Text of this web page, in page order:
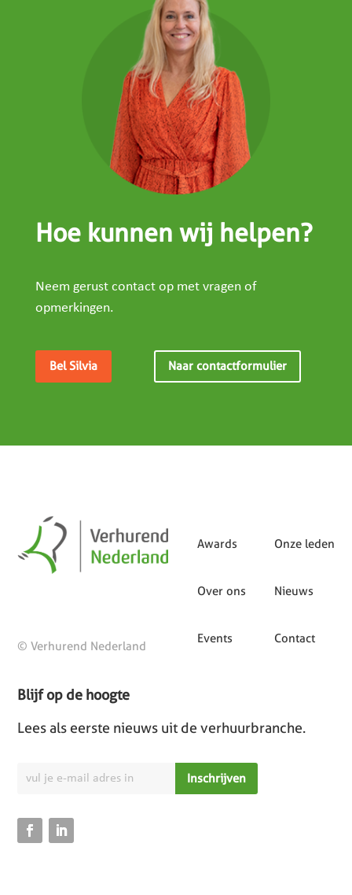
Hoe kunnen wij helpen?
Neem gerust contact op met vragen of
opmerkingen.
Bel Silvia Naar contactformulier
© Verhurend Nederland
Awards
Over ons
Events
Onze leden
Nieuws
Contact
Blijf op de hoogte
Lees als eerste nieuws uit de verhuurbranche.
Inschrijven